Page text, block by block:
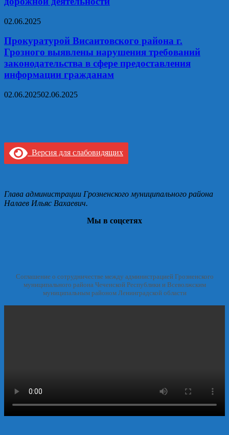
02.06.2025
Прокуратурой Висаитовского района г.
Грозного выявлены нарушения требований
законодательства в сфере предоставления
информации гражданам
02.06.202502.06.2025
Версия для слабовидящих
Глава администрации Грозненского муниципального района
Налаев Ильяс Вахаевич.
Мы в соцсетях
Соглашение о сотрудничестве между администрацией Грозненского
муниципального района Чеченской Республики и Всеволжским
муниципальным районом Ленинградской области